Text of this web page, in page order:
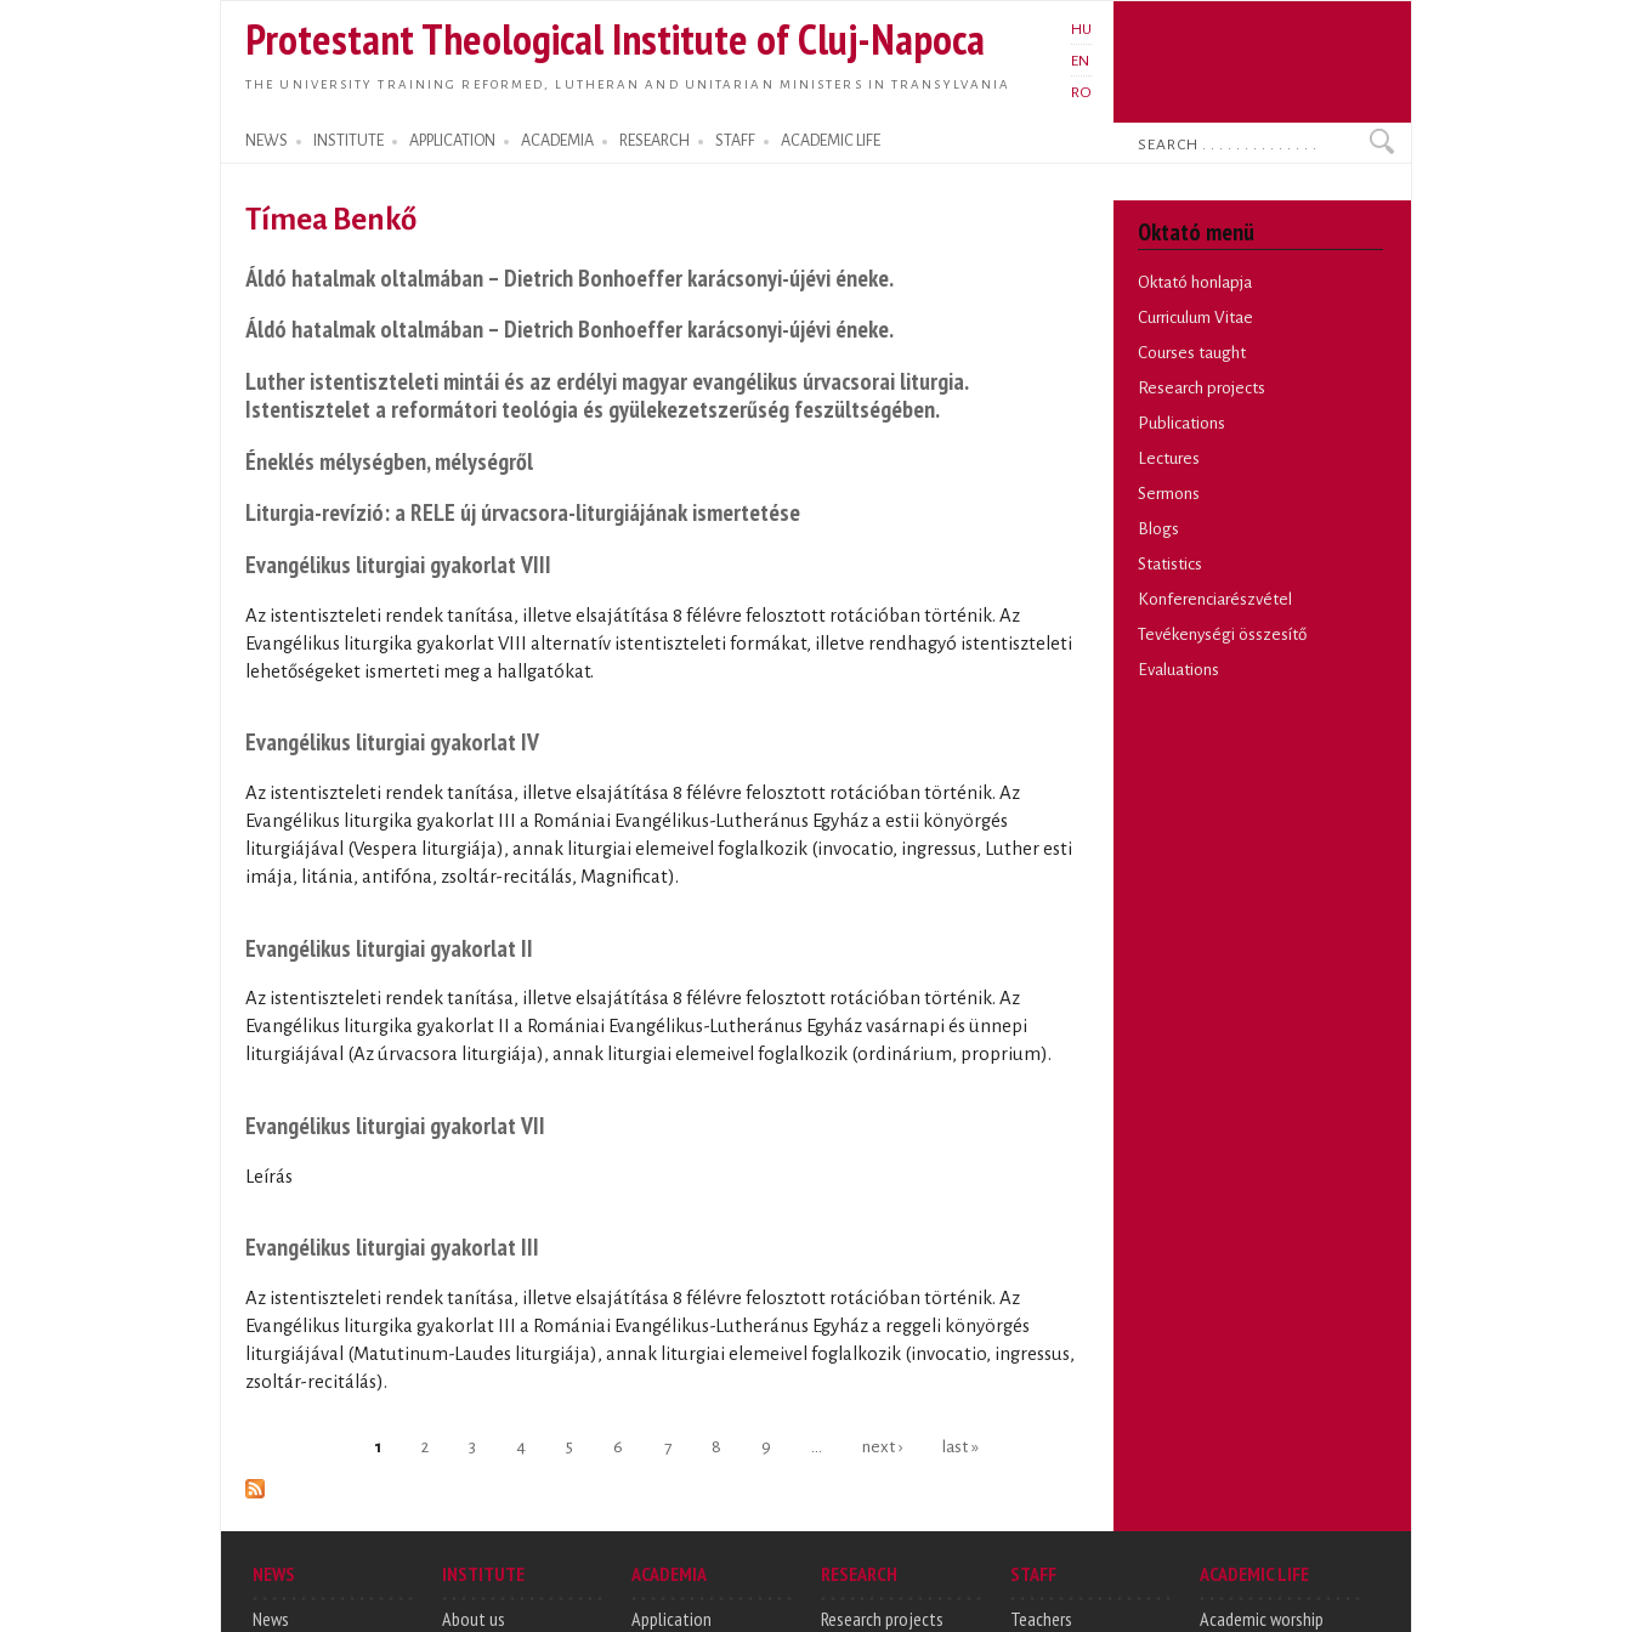
main
content
Protestant Theological Institute of Cluj-Napoca
THE UNIVERSITY TRAINING REFORMED, LUTHERAN AND UNITARIAN MINISTERS IN TRANSYLVANIA
HU
EN
RO
NEWS INSTITUTE APPLICATION ACADEMIA RESEARCH STAFF ACADEMIC LIFE
Search form
Search
Tímea Benkő
Áldó hatalmak oltalmában – Dietrich Bonhoeffer karácsonyi-újévi éneke.
Áldó hatalmak oltalmában – Dietrich Bonhoeffer karácsonyi-újévi éneke.
Luther istentiszteleti mintái és az erdélyi magyar evangélikus úrvacsorai liturgia.
Istentisztelet a reformátori teológia és gyülekezetszerűség feszültségében.
Éneklés mélységben, mélységről
Liturgia-revízió: a RELE új úrvacsora-liturgiájának ismertetése
Evangélikus liturgiai gyakorlat VIII
Az istentiszteleti rendek tanítása, illetve elsajátítása 8 félévre felosztott rotációban történik. Az
Evangélikus liturgika gyakorlat VIII alternatív istentiszteleti formákat, illetve rendhagyó istentiszteleti
lehetőségeket ismerteti meg a hallgatókat.
Evangélikus liturgiai gyakorlat IV
Az istentiszteleti rendek tanítása, illetve elsajátítása 8 félévre felosztott rotációban történik. Az
Evangélikus liturgika gyakorlat III a Romániai Evangélikus-Lutheránus Egyház a estii könyörgés
liturgiájával (Vespera liturgiája), annak liturgiai elemeivel foglalkozik (invocatio, ingressus, Luther esti
imája, litánia, antifóna, zsoltár-recitálás, Magnificat).
Evangélikus liturgiai gyakorlat II
Az istentiszteleti rendek tanítása, illetve elsajátítása 8 félévre felosztott rotációban történik. Az
Evangélikus liturgika gyakorlat II a Romániai Evangélikus-Lutheránus Egyház vasárnapi és ünnepi
liturgiájával (Az úrvacsora liturgiája), annak liturgiai elemeivel foglalkozik (ordinárium, proprium).
Evangélikus liturgiai gyakorlat VII
Leírás
Evangélikus liturgiai gyakorlat III
Az istentiszteleti rendek tanítása, illetve elsajátítása 8 félévre felosztott rotációban történik. Az
Evangélikus liturgika gyakorlat III a Romániai Evangélikus-Lutheránus Egyház a reggeli könyörgés
liturgiájával (Matutinum-Laudes liturgiája), annak liturgiai elemeivel foglalkozik (invocatio, ingressus,
zsoltár-recitálás).
1 2 3 4 5 6 7 8 9 next › last »
Oktató menü
Oktató honlapja
Curriculum Vitae
Courses taught
Research projects
Publications
Lectures
Sermons
Blogs
Statistics
Konferenciarészvétel
Tevékenységi összesítő
Evaluations
NEWS
News
INSTITUTE
About us
ACADEMIA
Application
RESEARCH
Research projects
STAFF
Teachers
ACADEMIC LIFE
Academic worship